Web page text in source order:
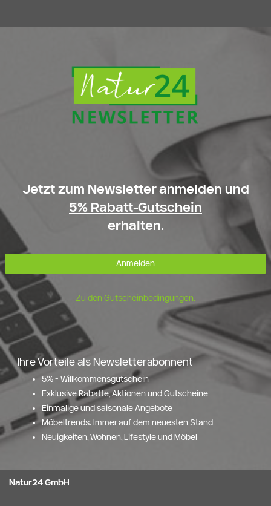
Jetzt zum Newsletter anmelden und
5% Rabatt-Gutschein
erhalten.
Anmelden
Zu den Gutscheinbedingungen.
Ihre Vorteile als Newsletterabonnent
5% - Willkommensgutschein
Exklusive Rabatte, Aktionen und Gutscheine
Einmalige und saisonale Angebote
Möbeltrends: Immer auf dem neuesten Stand
Neuigkeiten, Wohnen, Lifestyle und Möbel
Natur24 GmbH